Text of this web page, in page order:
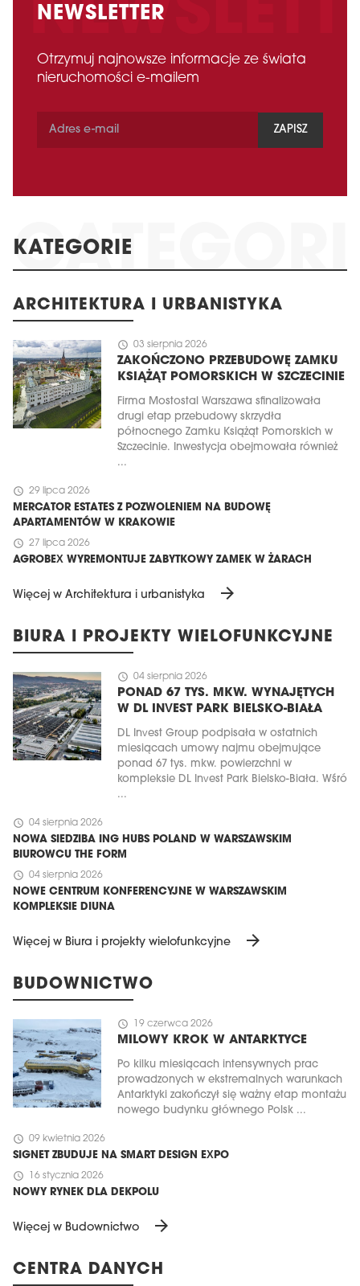
NEWSLETTER
Otrzymuj najnowsze informacje ze świata
nieruchomości e-mailem
ZAPISZ
KATEGORIE
ARCHITEKTURA I URBANISTYKA
schedule 03 sierpnia 2026
ZAKOŃCZONO PRZEBUDOWĘ ZAMKU
KSIĄŻĄT POMORSKICH W SZCZECINIE
Firma Mostostal Warszawa sfinalizowała
drugi etap przebudowy skrzydła
północnego Zamku Książąt Pomorskich w
Szczecinie. Inwestycja obejmowała również
...
schedule 29 lipca 2026
MERCATOR ESTATES Z POZWOLENIEM NA BUDOWĘ
APARTAMENTÓW W KRAKOWIE
schedule 27 lipca 2026
AGROBEX WYREMONTUJE ZABYTKOWY ZAMEK W ŻARACH
Więcej w Architektura i urbanistyka arrow_forward
BIURA I PROJEKTY WIELOFUNKCYJNE
schedule 04 sierpnia 2026
PONAD 67 TYS. MKW. WYNAJĘTYCH
W DL INVEST PARK BIELSKO-BIAŁA
DL Invest Group podpisała w ostatnich
miesiącach umowy najmu obejmujące
ponad 67 tys. mkw. powierzchni w
kompleksie DL Invest Park Bielsko-Biała. Wśró
...
schedule 04 sierpnia 2026
NOWA SIEDZIBA ING HUBS POLAND W WARSZAWSKIM
BIUROWCU THE FORM
schedule 04 sierpnia 2026
NOWE CENTRUM KONFERENCYJNE W WARSZAWSKIM
KOMPLEKSIE DIUNA
Więcej w Biura i projekty wielofunkcyjne arrow_forward
BUDOWNICTWO
schedule 19 czerwca 2026
MILOWY KROK W ANTARKTYCE
Po kilku miesiącach intensywnych prac
prowadzonych w ekstremalnych warunkach
Antarktyki zakończył się ważny etap montażu
nowego budynku głównego Polsk ...
schedule 09 kwietnia 2026
SIGNET ZBUDUJE NA SMART DESIGN EXPO
schedule 16 stycznia 2026
NOWY RYNEK DLA DEKPOLU
Więcej w Budownictwo arrow_forward
CENTRA DANYCH